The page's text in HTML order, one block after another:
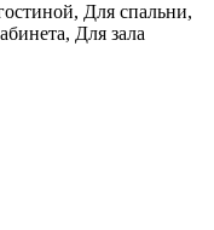
Для спальни,
Для зала